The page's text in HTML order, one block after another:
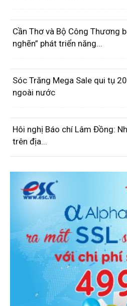
Cần Thơ và Bộ Công Thương
nghẽn” phát triển năng...
Sóc Trăng Mega Sale qui tụ
ngoài nước
Hôi nghị Báo chí Lâm Đồng:
trên địa...